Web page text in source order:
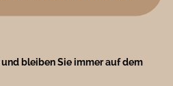
und bleiben Sie immer auf dem